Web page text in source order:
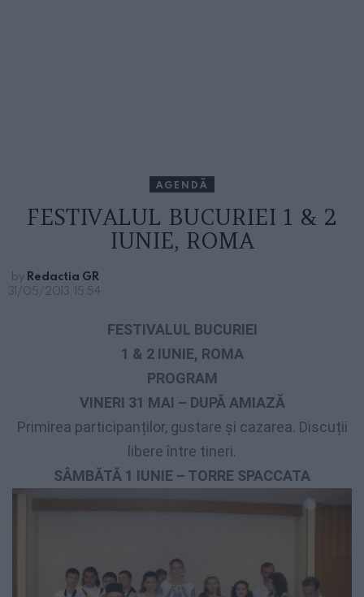
AGENDĂ
FESTIVALUL BUCURIEI 1 & 2
IUNIE, ROMA
by Redactia GR
31/05/2013, 15:54
FESTIVALUL BUCURIEI
1 & 2 IUNIE, ROMA
PROGRAM
VINERI 31 MAI – DUPĂ AMIAZĂ
Primirea participanților, gustare și cazarea. Discuții
libere între tineri.
SÂMBĂTĂ 1 IUNIE – TORRE SPACCATA